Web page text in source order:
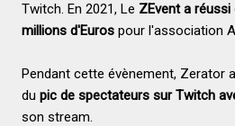
Twitch. En 2021, Le ZEvent a réussi
millions d'Eurospour l'association
Pendant cette évènement, Zerator
du pic de spectateurs sur Twitch
son stream.